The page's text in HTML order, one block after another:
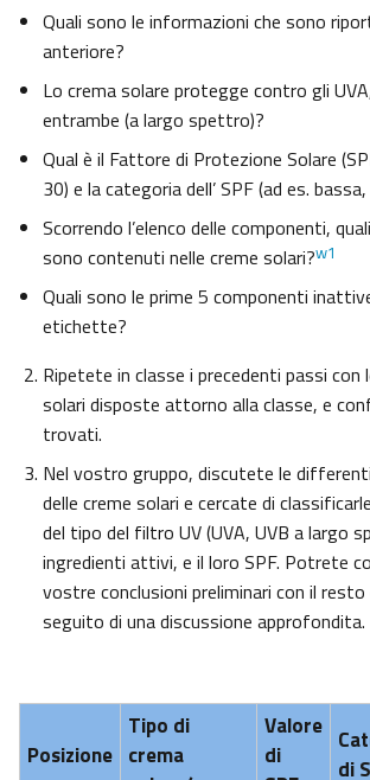
Quali sono le informazioni che sono
anteriore?
Lo crema solare protegge contro gli
entrambe (a largo spettro)?
Qual è il Fattore di Protezione Solare
30) e la categoria dell’ SPF (ad es.
Scorrendo l’elenco delle componenti,
sono contenuti nelle creme solari?w1
Quali sono le prime 5 componenti
etichette?
Ripetete in classe i precedenti passi
solari disposte attorno alla classe, e
trovati.
Nel vostro gruppo, discutete le
delle creme solari e cercate di
del tipo del filtro UV (UVA, UVB a largo
ingredienti attivi, e il loro SPF. Potrete
vostre conclusioni preliminari con il resto
seguito di una discussione approfondita.
Posizione
Tipo di
crema
Valore
di
di